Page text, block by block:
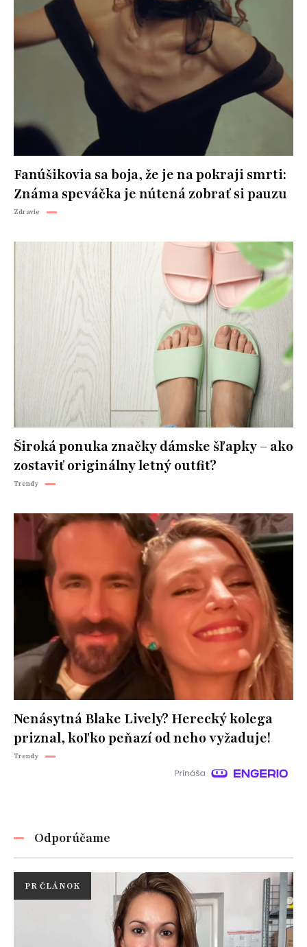
Fanúšikovia sa boja, že je na pokraji smrti:
Známa speváčka je nútená zobrať si pauzu
Zdravie
Široká ponuka značky dámske šľapky – ako
zostaviť originálny letný outfit?
Trendy
Nenásytná Blake Lively? Herecký kolega
priznal, koľko peňazí od neho vyžaduje!
Trendy
Odporúčame
PR ČLÁNOK